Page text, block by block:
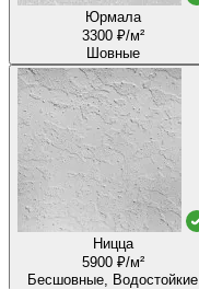
Юрмала
3300 ₽/м²
Шовные
Ницца
5900 ₽/м²
Бесшовные, Водостойкие